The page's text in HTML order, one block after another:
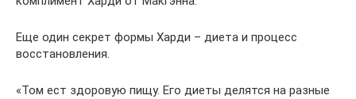
Еще один секрет формы Харди – диета и процесс
восстановления.
«Том ест здоровую пищу. Его диеты делятся на разные